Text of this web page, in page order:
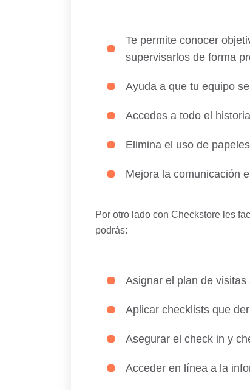
Te permite conocer
supervisarlos de forma
Ayuda a que tu equipo
Accedes a todo el
Elimina el uso de
Mejora la comunicación
Por otro lado con Checkstore les
podrás:
Asignar el plan de visitas
Aplicar checklists que
Asegurar el check in y
Acceder en línea a la